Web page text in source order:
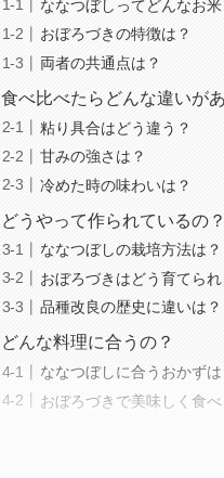
ななつぼしってどんなお米
おぼろづきの特徴は？
両者の共通点は？
食べ比べたらどんな違いが
粘り具合はどう違う？
甘みの強さは？
冷めた時の味わいは？
どうやって作られているの
ななつぼしの栽培方法は？
おぼろづきはどう育てられ
品種改良の歴史に違いは？
どんな料理に合うの？
ななつぼしに合うおかずは
おぼろづきで美味しく食